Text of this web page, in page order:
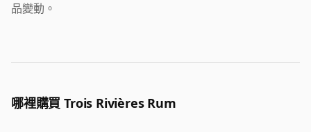
品變動。
哪裡購買 Trois Rivières Rum